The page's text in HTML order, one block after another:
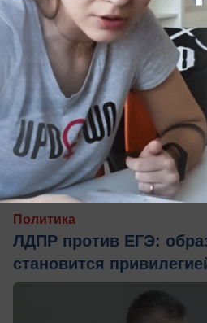
06.08.2026
Политика
ЛДПР против ЕГЭ:
становится